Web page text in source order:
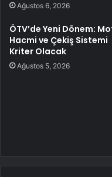
Ağustos 6, 2026
ÖTV’de Yeni Dönem:
Hacmi ve Çekiş Sistemi
Kriter Olacak
Ağustos 5, 2026